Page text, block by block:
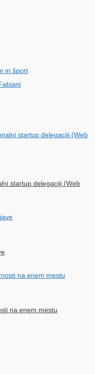
startup delegaciji (Web
na enem mestu